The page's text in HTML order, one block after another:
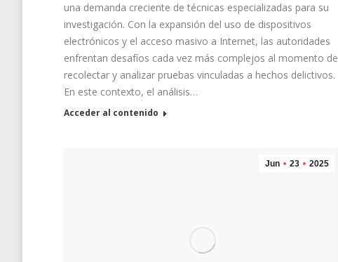
una demanda creciente de técnicas especializadas para su
investigación. Con la expansión del uso de dispositivos
electrónicos y el acceso masivo a Internet, las autoridades
enfrentan desafíos cada vez más complejos al momento de
recolectar y analizar pruebas vinculadas a hechos delictivos.
En este contexto, el análisis…
Acceder al contenido
Jun 23 2025